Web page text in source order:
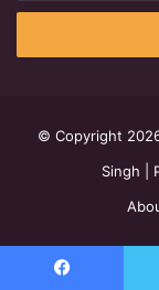
Email
© Copyright
Singh |